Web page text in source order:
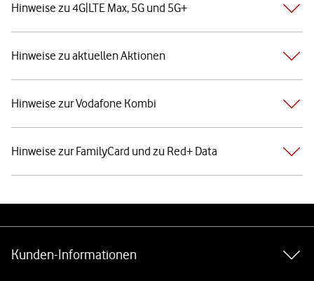
Hinweise zu 4G|LTE Max, 5G und 5G+
Hinweise zu aktuellen Aktionen
Hinweise zur Vodafone Kombi
Hinweise zur FamilyCard und zu Red+ Data
Kunden-Informationen